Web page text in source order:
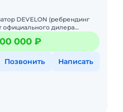
DEVELON (ребрендинг
официального дилера
2 года или 5000 м/
000 ₽
Позвонить Написать